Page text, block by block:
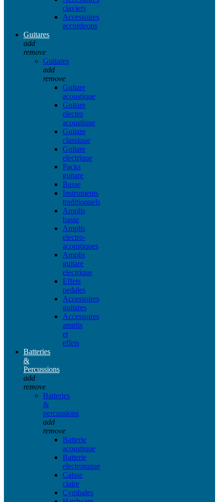
claviers
Accessoires
accordeons
Guitares
add
remove
Guitares
add
remove
Guitare
acoustique
Guitare
electro
acoustique
Guitare
classique
Guitare
electrique
Packs
guitare
Basse
Instruments
traditionnels
Amplis
basse
Amplis
electro-
acoustiques
Amplis
guitare
electrique
Effets
pedales
Accessoires
guitares
Accessoires
amplis
et
effets
Batteries
&
Percussions
add
remove
Batteries
&
percussions
add
remove
Batterie
acoustique
Batterie
electronique
Caisse
claire
Cymbales